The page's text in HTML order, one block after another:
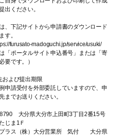
出ください。
、下記サイトから申請書のダウンロード
す。
furusato-madoguchi.jp/service/usuki/
「ポータルサイト申込番号」または「寄
要です。）
および提出期限
申請受付を外部委託していますので、申
までお送りください。
大分県大分市上田町3丁目2番15号
じま1Ｆ
（株）大分営業所 気付 大分県